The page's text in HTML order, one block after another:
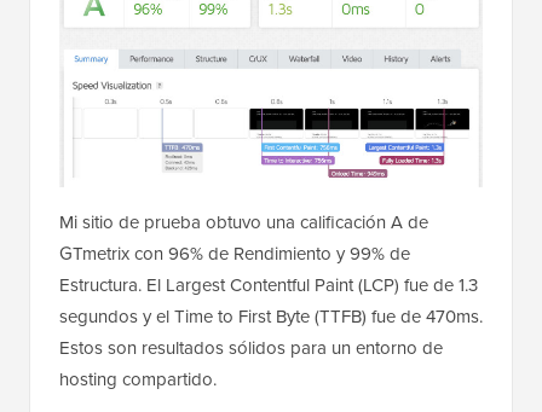
Mi sitio de prueba obtuvo una calificación A de
GTmetrix con 96% de Rendimiento y 99% de
Estructura. El Largest Contentful Paint (LCP) fue de 1.3
segundos y el Time to First Byte (TTFB) fue de 470ms.
Estos son resultados sólidos para un entorno de
hosting compartido.